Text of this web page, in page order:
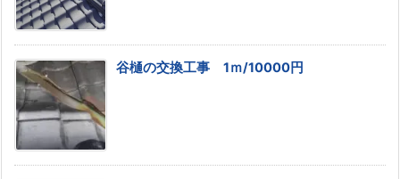
谷樋の交換工事 1ｍ/10000円